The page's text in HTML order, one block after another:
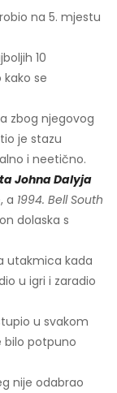
na 5. mjestu
10
kako se
zbog njegovog
je stazu
i neetično.
Johna Dalyja
a 1994. Bell South
dolaska s
utakmica kada
u igri i zaradio
u svakom
bilo potpuno
nije odabrao